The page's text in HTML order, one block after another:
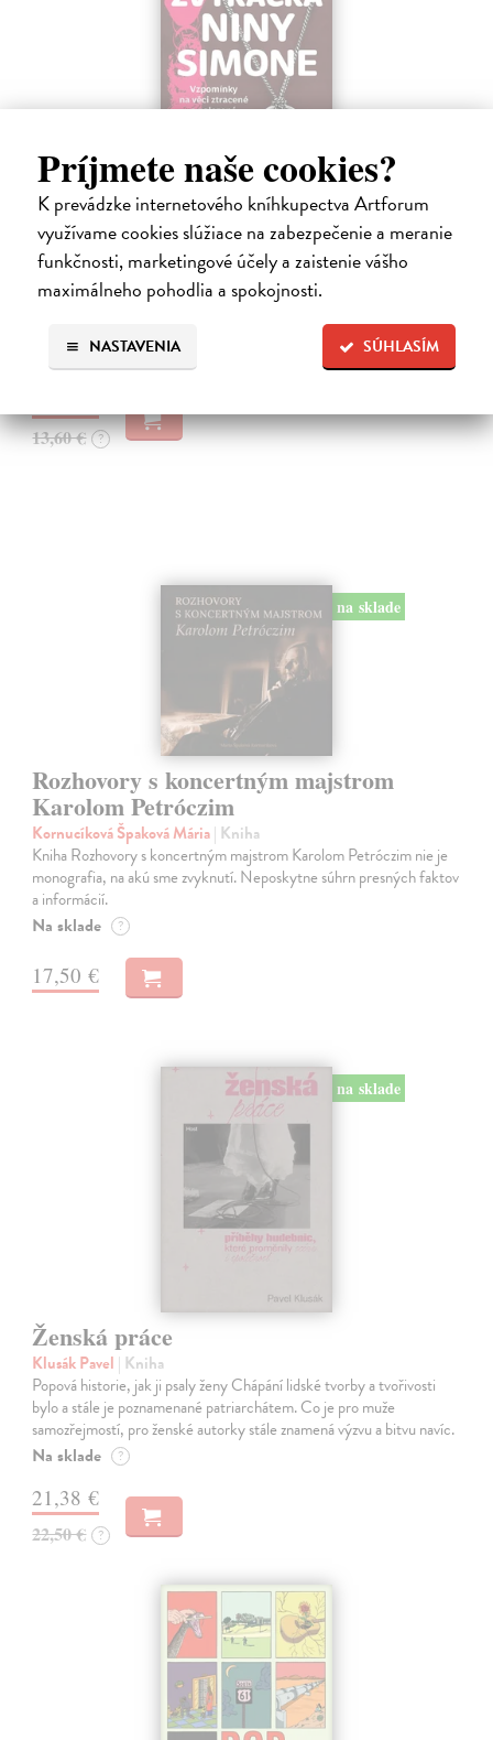
Príjmete naše cookies?
K prevádzke internetového kníhkupectva Artforum
využívame cookies slúžiace na zabezpečenie a meranie
funkčnosti, marketingové účely a zaistenie vášho
maximálneho pohodlia a spokojnosti.
SÚHLASÍM
NASTAVENIA
Žvýkačka Niny Simone
Ellis Warren| Kniha
Ellisova kniha je neobvyklou literární poctou legendární jazzové
zpěvačce a pianistce Nině Simone. Světoznámý hudebník v ní vypráví
Na sklade
13,60 € ?
na sklade
Rozhovory s koncertným majstrom
Karolom Petróczim
Kornucíková Špaková Mária| Kniha
Kniha Rozhovory s koncertným majstrom Karolom Petróczim nie je
monografia, na akú sme zvyknutí. Neposkytne súhrn presných faktov
a informácií.
Na sklade ?
17,50 €
na sklade
Ženská práce
Klusák Pavel | Kniha
Popová historie, jak ji psaly ženy Chápání lidské tvorby a tvořivosti
bylo a stále je poznamenané patriarchátem. Co je pro muže
samozřejmostí, pro ženské autorky stále znamená výzvu a bitvu navíc.
Na sklade ?
21,38 €
22,50 € ?